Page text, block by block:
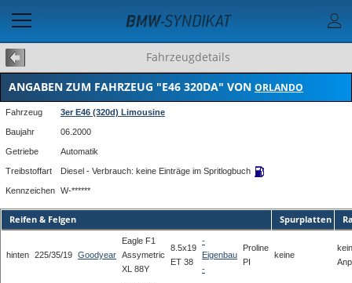
Fahrzeugdetails
ANGABEN ZUM FAHRZEUG "E46 320DA" VON ORLANDO
Fahrzeug 3er E46 (320d) Limousine
Baujahr 06.2000
Getriebe Automatik
Treibstoffart Diesel - Verbrauch: keine Einträge im Spritlogbuch
Kennzeichen W-******
Reifen & Felgen Spurplatten
hinten 225/35/19 Goodyear
Eagle F1
Assymetric
XL 88Y
8.5x19
ET 38
-
Eigenbau
-
Proline
PI
keine